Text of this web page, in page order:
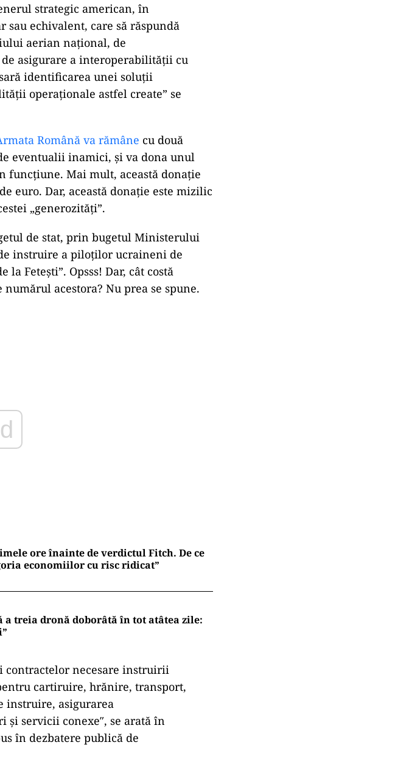
strategic american, în
echivalent, care să răspundă
aerian național, de
asigurare a interoperabilității cu
identificarea unei soluții
operaționale astfel create” se
Română va rămâne cu două
eventualii inamici, și va dona unul
funcţiune. Mai mult, această donație
euro. Dar, această donație este mizilic
„generozități”.
de stat, prin bugetul Ministerului
instruire a piloților ucraineni de
Fetești”. Opsss! Dar, cât costă
acestora? Nu prea se spune.
ore înainte de verdictul Fitch. De ce
economiilor cu risc ridicat”
a treia dronă doborâtă în tot atâtea zile:
contractelor necesare instruirii
cartiruire, hrănire, transport,
instruire, asigurarea
servicii conexe″, se arată în
în dezbatere publică de